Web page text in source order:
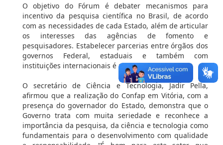
O objetivo do Fórum é debater mecanismos para
incentivo da pesquisa científica no Brasil, de acordo
com as necessidades de cada Estado, além de articular
os interesses das agências de fomento e
pesquisadores. Estabelecer parcerias entre órgãos dos
governos Federal, estaduais e também com
instituições internacionais é um destes interesses.
O secretário de Ciência e Tecnologia, Jadir Pella,
afirmou que a realização do Confap em Vitória, com a
presença do governador do Estado, demonstra que o
Governo trata com muita seriedade e reconhece a
importância da pesquisa, da ciência e tecnologia como
fundamentais para o desenvolvimento com qualidade